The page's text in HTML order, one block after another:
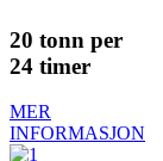
20 tonn per
24 timer
MER
INFORMASJON